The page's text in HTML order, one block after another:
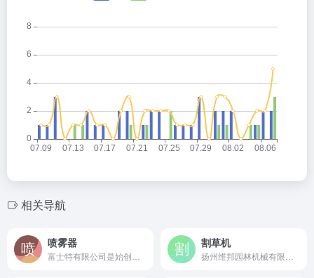
相关导航
喷雾器 割草机